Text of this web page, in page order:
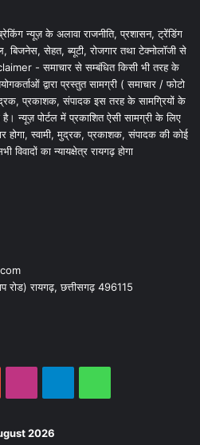
न्यूज़ के अलावा राजनीति, प्रशासन, ट्रेंडिंग
सेहत, ब्यूटी, रोजगार तथा टेक्नोलॉजी से
- समाचार से सम्बंधित किसी भी तरह के
द्वारा प्रस्तुत सामग्री ( समाचार / फोटो
मुद्रक, प्रकाशक, संपादक इस तरह के सामग्रियों के
है। न्यूज़ पोर्टल में प्रकाशित ऐसी सामग्री के लिए
होगा, स्वामी, मुद्रक, प्रकाशक, संपादक की कोई
विवादों का न्यायक्षेत्र रायगढ़ होगा
रोड) रायगढ़, छत्तीसगढ़ 496115
2026